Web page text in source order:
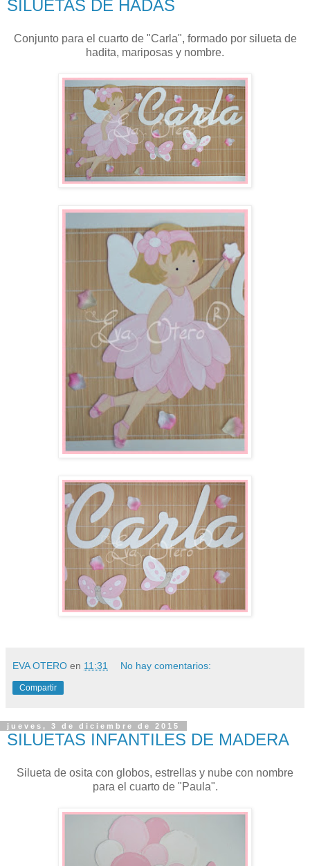
SILUETAS DE HADAS
Conjunto para el cuarto de "Carla", formado por silueta de
hadita, mariposas y nombre.
EVA OTERO en 11:31 No hay comentarios:
Compartir
jueves, 3 de diciembre de 2015
SILUETAS INFANTILES DE MADERA
Silueta de osita con globos, estrellas y nube con nombre
para el cuarto de "Paula".